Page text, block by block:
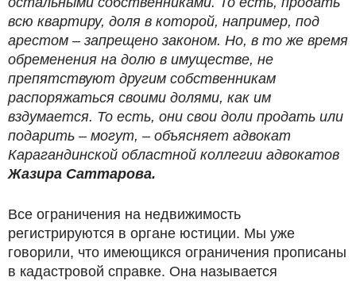
всю квартиру, доля в которой, например, под
арестом – запрещено законом. Но, в то же время
обременения на долю в имуществе, не
препятствуют другим собственникам
распоряжаться своими долями, как им
вздумается. То есть, они свои доли продать или
подарить – могут, – объясняет адвокат
Карагандинской областной коллегии адвокатов
Жазира Саттарова.
Все ограничения на недвижимость
регистрируются в органе юстиции. Мы уже
говорили, что имеющикся ограничения прописаны
в кадастровой справке. Она называется